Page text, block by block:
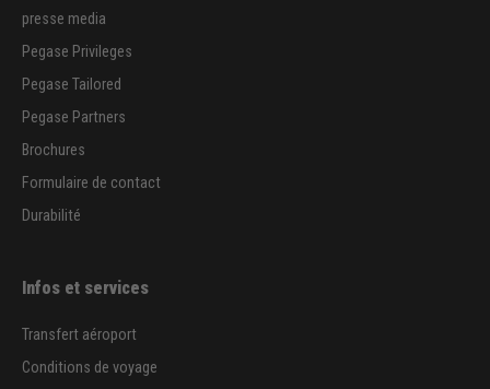
presse media
Pegase Privileges
Pegase Tailored
Pegase Partners
Brochures
Formulaire de contact
Durabilité
Infos et services
Transfert aéroport
Conditions de voyage